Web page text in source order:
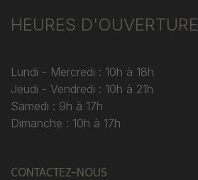
HEURES D'OUVERTURE
Lundi - Mercredi : 10h à 18h
Jeudi - Vendredi : 10h à 21h
Samedi : 9h à 17h
Dimanche : 10h à 17h
CONTACTEZ-NOUS